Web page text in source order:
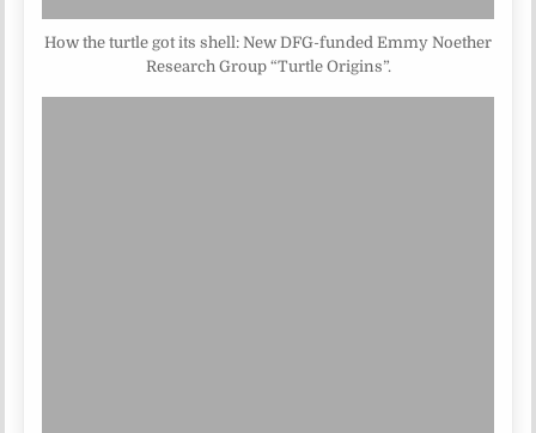
How the turtle got its shell: New DFG-funded Emmy Noether
Research Group “Turtle Origins”.